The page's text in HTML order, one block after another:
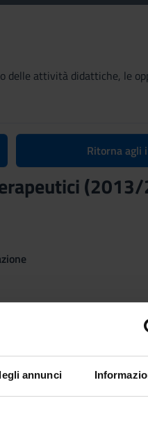
annunci
delle attività didattiche, le
Ritorna agli
PERCORSI